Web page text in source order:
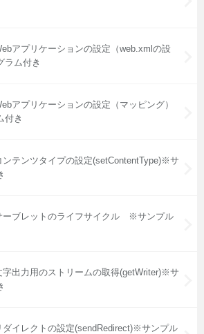
アプリケーションの設定（web.xmlの設
ラム付き
アプリケーションの設定（マッピング）
付き
ンテンツタイプの設定(setContentType)※サ
ーブレットのライフサイクル ※サンプル
字出力用のストリームの取得(getWriter)※サ
ダイレクトの設定(sendRedirect)※サンプル